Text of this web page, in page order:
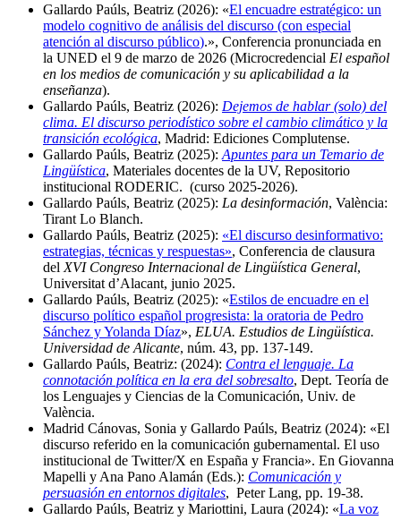
Gallardo Paúls, Beatriz (2026): «El encuadre estratégico: un
modelo cognitivo de análisis del discurso (con especial
atención al discurso público).», Conferencia pronunciada en
la UNED el 9 de marzo de 2026 (Microcredencial El español
en los medios de comunicación y su aplicabilidad a la
enseñanza).
Gallardo Paúls, Beatriz (2026): Dejemos de hablar (solo) del
clima. El discurso periodístico sobre el cambio climático y la
transición ecológica, Madrid: Ediciones Complutense.
Gallardo Paúls, Beatriz (2025): Apuntes para un Temario de
Lingüística, Materiales docentes de la UV, Repositorio
institucional RODERIC. (curso 2025-2026).
Gallardo Paúls, Beatriz (2025): La desinformación, València:
Tirant Lo Blanch.
Gallardo Paúls, Beatriz (2025): «El discurso desinformativo:
estrategias, técnicas y respuestas», Conferencia de clausura
del XVI Congreso Internacional de Lingüística General,
Universitat d’Alacant, junio 2025.
Gallardo Paúls, Beatriz (2025): «Estilos de encuadre en el
discurso político español progresista: la oratoria de Pedro
Sánchez y Yolanda Díaz», ELUA. Estudios de Lingüística.
Universidad de Alicante, núm. 43, pp. 137-149.
Gallardo Paúls, Beatriz: (2024): Contra el lenguaje. La
connotación política en la era del sobresalto, Dept. Teoría de
los Lenguajes y Ciencias de la Comunicación, Univ. de
València.
Madrid Cánovas, Sonia y Gallardo Paúls, Beatriz (2024): «El
discurso referido en la comunicación gubernamental. El uso
institucional de Twitter/X en España y Francia». En Giovanna
Mapelli y Ana Pano Alamán (Eds.): Comunicación y
persuasión en entornos digitales, Peter Lang, pp. 19-38.
Gallardo Paúls, Beatriz y Mariottini, Laura (2024): «La voz